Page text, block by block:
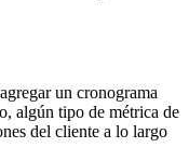
un cronograma
algún tipo de métrica de
del cliente a lo largo